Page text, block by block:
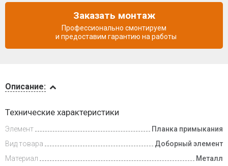
и оплата
Описание:
Технические характеристики
Элемент
Планка примыкания
Вид товара
Доборный элемент
Материал
Металл
Заказать монтаж
Профессионально смонтируем
и предоставим гарантию на работы